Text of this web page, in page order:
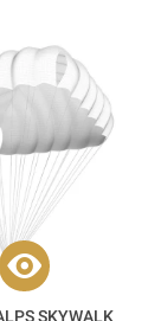
SKYWALK